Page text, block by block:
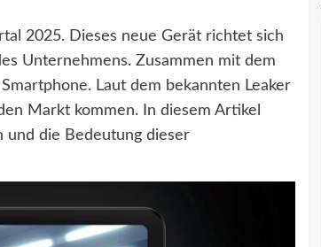
2025. Dieses neue Gerät richtet sich
Unternehmens. Zusammen mit dem
Laut dem bekannten Leaker
Markt kommen. In diesem Artikel
die Bedeutung dieser